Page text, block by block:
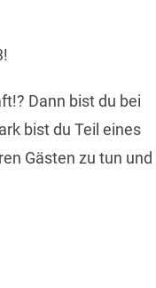
Dann bist du bei
bist du Teil eines
Gästen zu tun und